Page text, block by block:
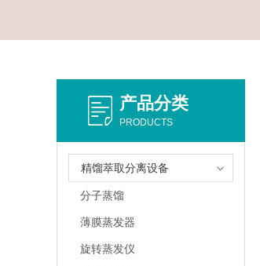
产品分类
PRODUCTS
精馏萃取分离设备
分子蒸馏
薄膜蒸发器
旋转蒸发仪